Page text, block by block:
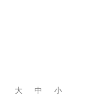
大 中 小